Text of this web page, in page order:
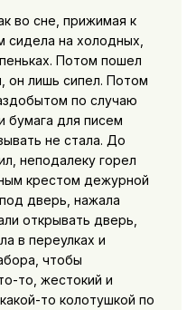
во сне, прижимая к
сидела на холодных,
Потом пошел
он лишь сипел. Потом
по случаю
бумага для писем
не стала. До
неподалеку горел
крестом дежурной
дверь, нажала
открывать дверь,
в переулках и
чтобы
то, жестокий и
то колотушкой по